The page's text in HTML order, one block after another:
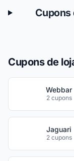
Cupons
Cupons de
Webbar
2 cupons
Jaguari
2 cupons